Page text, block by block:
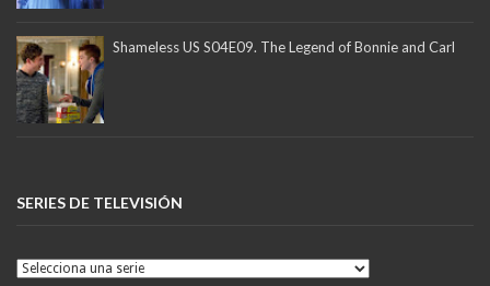
Shameless US S04E09. The Legend of Bonnie and Carl
SERIES DE TELEVISIÓN